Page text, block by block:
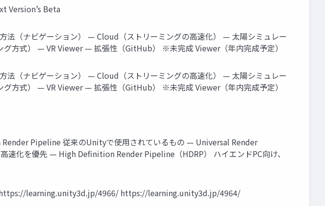
Version’s Beta
法（ナビゲーション） — Cloud（ストリーミングの高速化） — 太陽シミュレー
方式） — VR Viewer — 拡張性（GitHub） ※未完成 Viewer（年内完成予定）
法（ナビゲーション） — Cloud（ストリーミングの高速化） — 太陽シミュレー
方式） — VR Viewer — 拡張性（GitHub） ※未完成 Viewer（年内完成予定）
Pipeline 従来のUnityで使用されているもの — Universal Render
速化を優先 — High Definition Render Pipeline（HDRP） ハイエンドPC向け、
https://learning.unity3d.jp/4966/ https://learning.unity3d.jp/4964/